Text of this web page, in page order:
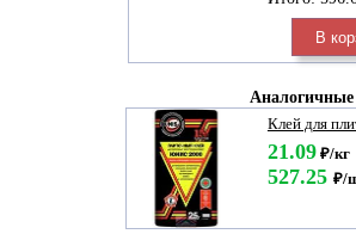
В
Клей для
21.09₽/кг
527.25 ₽/